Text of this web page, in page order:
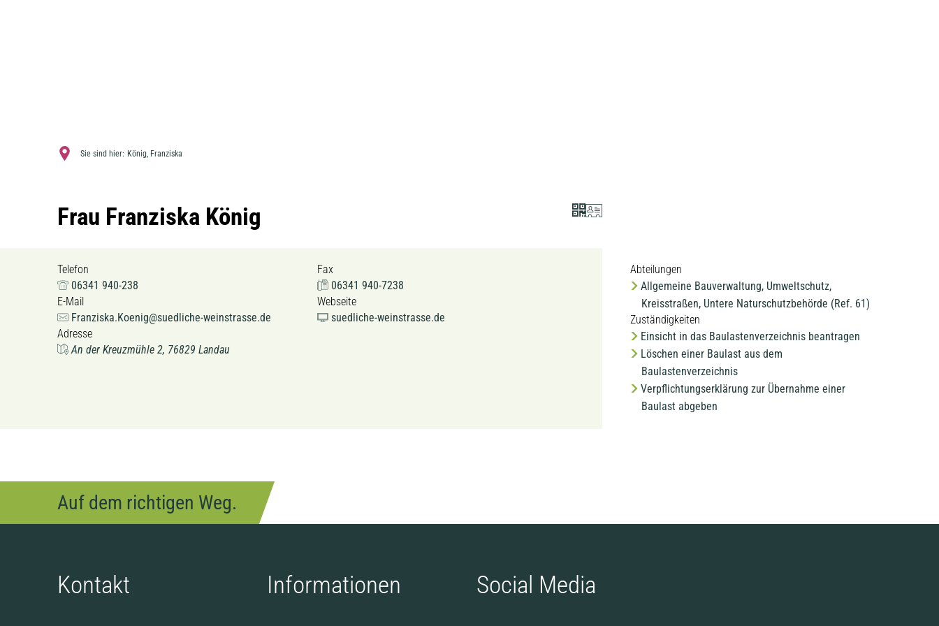
Sie sind hier: König, Franziska
Frau Franziska König
Telefon
06341 940-238
Fax
06341 940-7238
E-Mail
Franziska.Koenig@suedliche-weinstrasse.de
Webseite
suedliche-weinstrasse.de
Adresse
An der Kreuzmühle 2, 76829 Landau
Abteilungen
Allgemeine Bauverwaltung, Umweltschutz,
Kreisstraßen, Untere Naturschutzbehörde (Ref. 61)
Zuständigkeiten
Einsicht in das Baulastenverzeichnis beantragen
Löschen einer Baulast aus dem
Baulastenverzeichnis
Verpflichtungserklärung zur Übernahme einer
Baulast abgeben
Auf dem richtigen Weg.
Kontakt Informationen Social Media